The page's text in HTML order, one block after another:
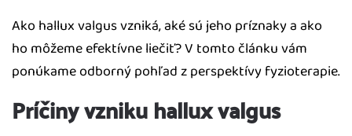
Ako hallux valgus vzniká, aké sú jeho príznaky a ako
ho môžeme efektívne liečiť? V tomto článku vám
ponúkame odborný pohľad z perspektívy fyzioterapie.
Príčiny vzniku hallux valgus